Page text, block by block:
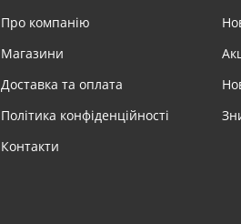
Про компанію
Магазини
Доставка та оплата
Політика конфіденційності
Контакти